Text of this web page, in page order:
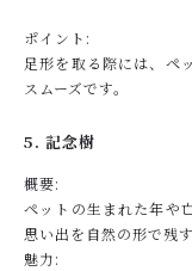
ポイント:
足形を取る際には、ペ
スムーズです。
5. 記念樹
概要:
ペットの生まれた年や
思い出を自然の形で残す
魅力: